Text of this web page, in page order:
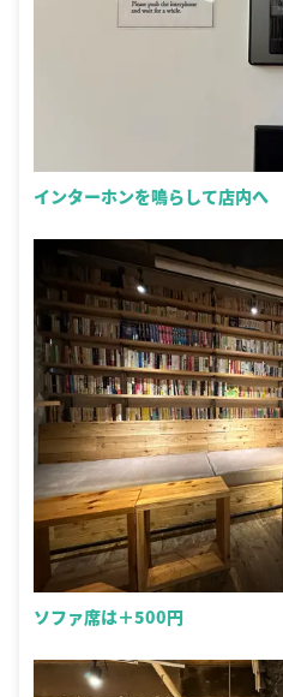
インターホンを鳴らして店内へ
ソファ席は＋500円